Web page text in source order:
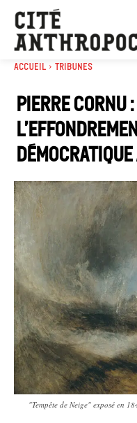
Accueil Tribunes
Pierre Cornu
"Tempête de Neige" exposé en